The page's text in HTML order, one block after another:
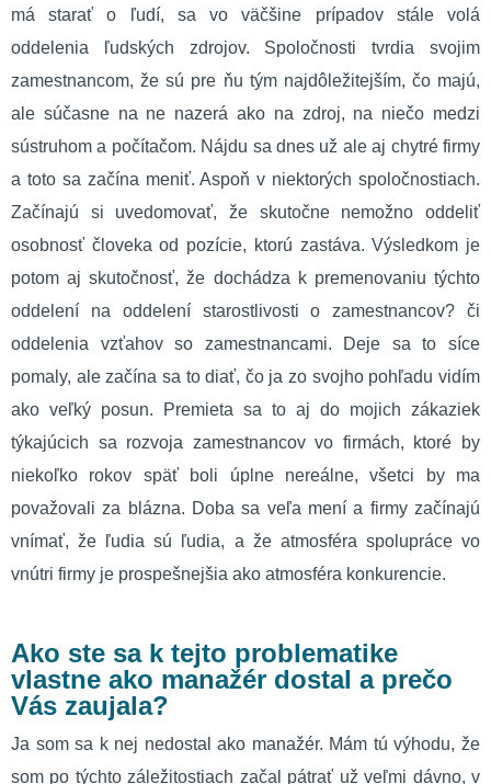
má starať o ľudí, sa vo väčšine prípadov stále volá
oddelenia ľudských zdrojov. Spoločnosti tvrdia svojim
zamestnancom, že sú pre ňu tým najdôležitejším, čo majú,
ale súčasne na ne nazerá ako na zdroj, na niečo medzi
sústruhom a počítačom. Nájdu sa dnes už ale aj chytré firmy
a toto sa začína meniť. Aspoň v niektorých spoločnostiach.
Začínajú si uvedomovať, že skutočne nemožno oddeliť
osobnosť človeka od pozície, ktorú zastáva. Výsledkom je
potom aj skutočnosť, že dochádza k premenovaniu týchto
oddelení na oddelení starostlivosti o zamestnancov? či
oddelenia vzťahov so zamestnancami. Deje sa to síce
pomaly, ale začína sa to diať, čo ja zo svojho pohľadu vidím
ako veľký posun. Premieta sa to aj do mojich zákaziek
týkajúcich sa rozvoja zamestnancov vo firmách, ktoré by
niekoľko rokov späť boli úplne nereálne, všetci by ma
považovali za blázna. Doba sa veľa mení a firmy začínajú
vnímať, že ľudia sú ľudia, a že atmosféra spolupráce vo
vnútri firmy je prospešnejšia ako atmosféra konkurencie.
Ako ste sa k tejto problematike
vlastne ako manažér dostal a prečo
Vás zaujala?
Ja som sa k nej nedostal ako manažér. Mám tú výhodu, že
som po týchto záležitostiach začal pátrať už veľmi dávno, v